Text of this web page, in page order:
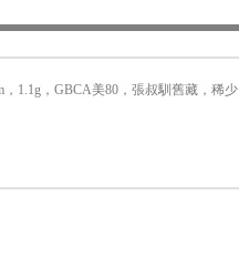
1.1g，GBCA美80，張叔馴舊藏，稀少